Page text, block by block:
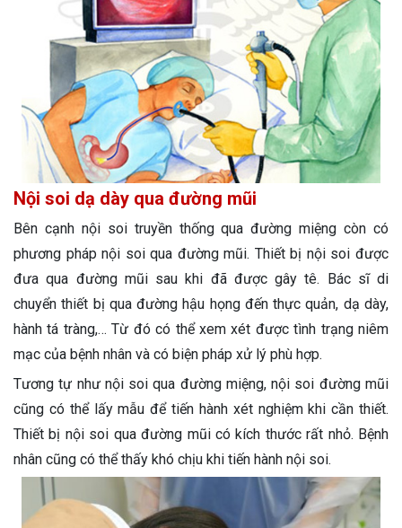
Nội soi dạ dày qua đường mũi
Bên cạnh nội soi truyền thống qua đường miệng còn có
phương pháp nội soi qua đường mũi. Thiết bị nội soi được
đưa qua đường mũi sau khi đã được gây tê. Bác sĩ di
chuyển thiết bị qua đường hậu họng đến thực quản, dạ dày,
hành tá tràng,… Từ đó có thể xem xét được tình trạng niêm
mạc của bệnh nhân và có biện pháp xử lý phù hợp.
Tương tự như nội soi qua đường miệng, nội soi đường mũi
cũng có thể lấy mẫu để tiến hành xét nghiệm khi cần thiết.
Thiết bị nội soi qua đường mũi có kích thước rất nhỏ. Bệnh
nhân cũng có thể thấy khó chịu khi tiến hành nội soi.